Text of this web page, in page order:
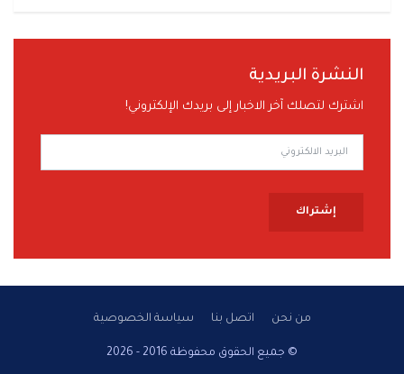
النشرة البريدية
اشترك لتصلك آخر الاخبار إلى بريدك الإلكتروني!
إشتراك
من نحن اتصل بنا سياسة الخصوصية
© جميع الحقوق محفوظة 2016 - 2026